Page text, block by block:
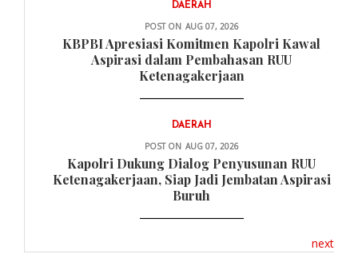
DAERAH
POST ON AUG 07, 2026
KBPBI Apresiasi Komitmen Kapolri Kawal
Aspirasi dalam Pembahasan RUU
Ketenagakerjaan
DAERAH
POST ON AUG 07, 2026
Kapolri Dukung Dialog Penyusunan RUU
Ketenagakerjaan, Siap Jadi Jembatan Aspirasi
Buruh
next